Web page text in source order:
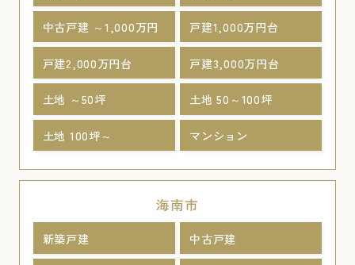
中古戸建 ～1,000万円 戸建1,000万円台
戸建2,000万円台 戸建3,000万円台
土地 ～50坪 土地 50～100坪
土地 100坪～ マンション
海南市
新築戸建 中古戸建